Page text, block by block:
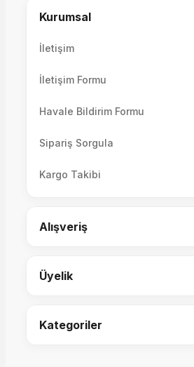
Valencia 3'lü Koltuk
Kurumsal
İletişim
İletişim Formu
Havale Bildirim Formu
Sipariş Sorgula
Kargo Takibi
Alışveriş
Üyelik
Kategoriler